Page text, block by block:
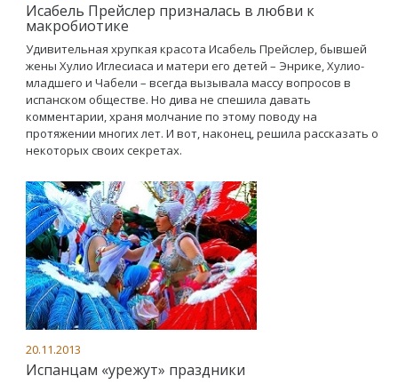
Исабель Прейслер призналась в любви к
макробиотике
Удивительная хрупкая красота Исабель Прейслер, бывшей
жены Хулио Иглесиаса и матери его детей – Энрике, Хулио-
младшего и Чабели – всегда вызывала массу вопросов в
испанском обществе. Но дива не спешила давать
комментарии, храня молчание по этому поводу на
протяжении многих лет. И вот, наконец, решила рассказать о
некоторых своих секретах.
20.11.2013
Испанцам «урежут» праздники